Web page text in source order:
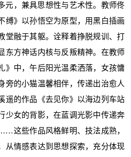
元，兼具思想性与艺术性。教师佟
缚》以孙悟空为原型，用黑白插画
堂融于其躯。诠释着挣脱规训、打
东方神话内核与反叛精神。在教师
》中，午后阳光温柔洒落，女孩慵
旁的小猫温馨相伴，传递出治愈人
遥的作品《去见你》以海边列车站
少女的背影，在蓝调光影中传递奔
这些作品风格鲜明、技法成熟，
从情感表达到思想探索，充分体现